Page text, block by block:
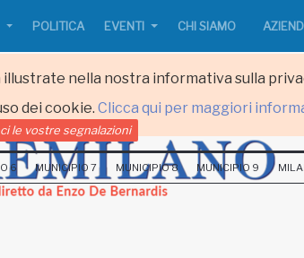
nella nostra informativa sulla
dei cookie. Clicca qui per maggiori
POLITICA EVENTI CHI SIAMO
le vostre segnalazioni
6 MUNICIPIO 7 MUNICIPIO 8 MUNICIPIO 9